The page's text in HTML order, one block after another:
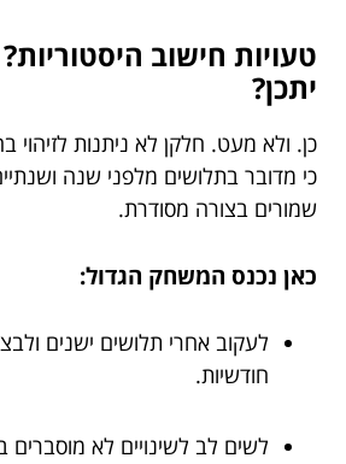
טעויות חישוב
יתכן?
כן. ולא מעט. חלקן לא ניתנות לזיהוי
כי מדובר בתלושים מלפני שנה
שמורים בצורה מסודרת.
כאן נכנס המשחק הגדול:
לעקוב אחרי תלושים ישנים
חודשיות.
לשים לב לשינויים לא